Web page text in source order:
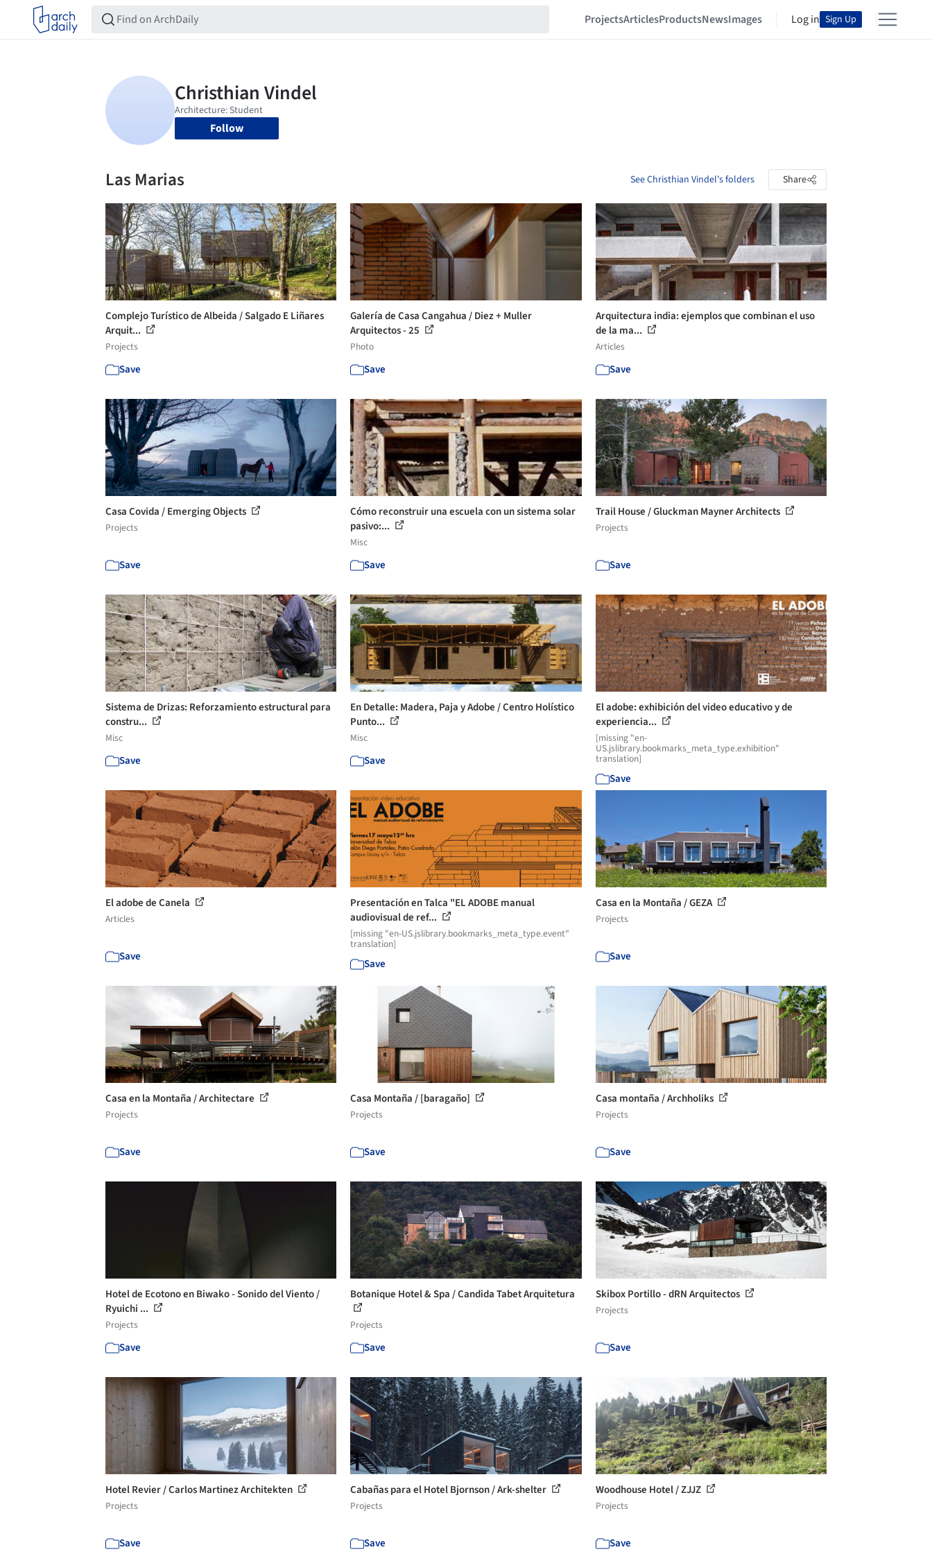
ProjectsArticlesProductsNewsImages Log in Sign Up
Follow
Las Marias See Christhian Vindel's folders Share
Complejo Turístico de Albeida / Salgado E Liñares
Arquit...
Projects
Save
Galería de Casa Cangahua / Diez + Muller
Arquitectos - 25
Photo
Save
Arquitectura india: ejemplos que combinan el uso
de la ma...
Articles
Save
Casa Covida / Emerging Objects
Projects
Save
Cómo reconstruir una escuela con un sistema solar
pasivo:...
Misc
Save
Trail House / Gluckman Mayner Architects
Projects
Save
Sistema de Drizas: Reforzamiento estructural para
constru...
Misc
Save
En Detalle: Madera, Paja y Adobe / Centro Holístico
Punto...
Misc
Save
El adobe: exhibición del video educativo y de
experiencia...
[missing "en-
US.jslibrary.bookmarks_meta_type.exhibition"
translation]
Save
El adobe de Canela
Articles
Save
Presentación en Talca "EL ADOBE manual
audiovisual de ref...
[missing "en-US.jslibrary.bookmarks_meta_type.event"
translation]
Save
Casa en la Montaña / GEZA
Projects
Save
Casa en la Montaña / Architectare
Projects
Save
Casa Montaña / [baragaño]
Projects
Save
Casa montaña / Archholiks
Projects
Save
Hotel de Ecotono en Biwako - Sonido del Viento /
Ryuichi ...
Projects
Save
Botanique Hotel & Spa / Candida Tabet Arquitetura
Projects
Save
Skibox Portillo - dRN Arquitectos
Projects
Save
Hotel Revier / Carlos Martinez Architekten
Projects
Save
Cabañas para el Hotel Bjornson / Ark-shelter
Projects
Save
Woodhouse Hotel / ZJJZ
Projects
Save